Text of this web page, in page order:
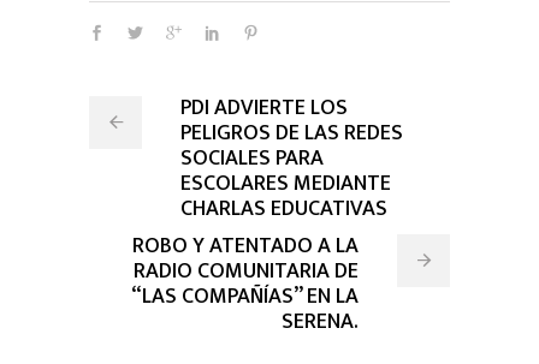
PDI ADVIERTE LOS
PELIGROS DE LAS REDES
SOCIALES PARA
ESCOLARES MEDIANTE
CHARLAS EDUCATIVAS
ROBO Y ATENTADO A LA
RADIO COMUNITARIA DE
“LAS COMPAÑÍAS” EN LA
SERENA.